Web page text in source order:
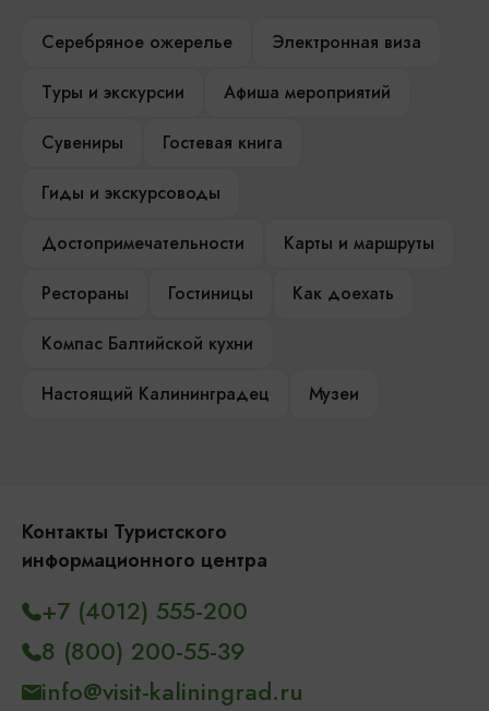
Серебряное ожерелье
Электронная виза
Туры и экскурсии
Афиша мероприятий
Сувениры
Гостевая книга
Гиды и экскурсоводы
Достопримечательности
Карты и маршруты
Рестораны
Гостиницы
Как доехать
Компас Балтийской кухни
Настоящий Калининградец
Музеи
Контакты Туристского
информационного центра
+7 (4012) 555-200
8 (800) 200-55-39
info@visit-kaliningrad.ru